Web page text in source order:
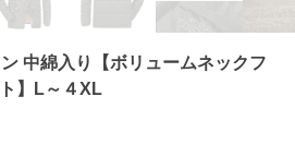
中綿入り【ボリュームネックフ
】L～４XL